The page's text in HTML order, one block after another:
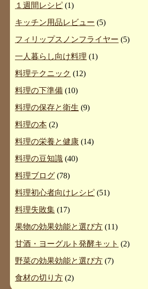
１週間レシピ (1)
キッチン用品レビュー (5)
フィリップスノンフライヤー (5)
一人暮らし向け料理 (1)
料理テクニック (12)
料理の下準備 (10)
料理の保存と衛生 (9)
料理の本 (2)
料理の栄養と健康 (14)
料理の豆知識 (40)
料理ブログ (78)
料理初心者向けレシピ (51)
料理失敗集 (17)
果物の効果効能と選び方 (11)
甘酒・ヨーグルト発酵キット (2)
野菜の効果効能と選び方 (7)
食材の切り方 (2)